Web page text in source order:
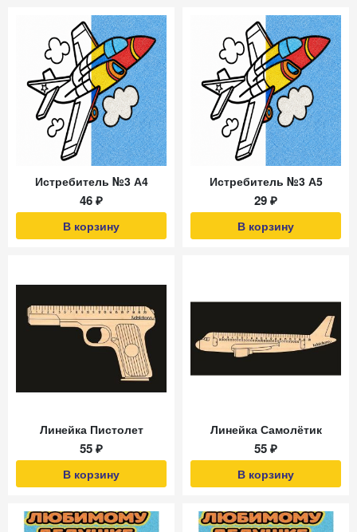
Истребитель №3 А4
46 ₽
В корзину
Истребитель №3 А5
29 ₽
В корзину
Линейка Пистолет
55 ₽
В корзину
Линейка Самолётик
55 ₽
В корзину